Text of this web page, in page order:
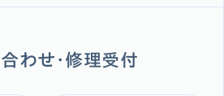
わせ・修理受付